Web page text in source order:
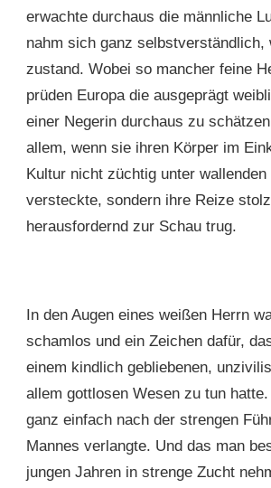
erwachte durchaus die männliche
nahm sich ganz selbstverständlich,
zustand. Wobei so mancher feine
prüden Europa die ausgeprägt
einer Negerin durchaus zu
allem, wenn sie ihren Körper im
Kultur nicht züchtig unter wallenden
versteckte, sondern ihre Reize
herausfordernd zur Schau trug.
In den Augen eines weißen Herrn
schamlos und ein Zeichen dafür,
einem kindlich gebliebenen,
allem gottlosen Wesen zu tun
ganz einfach nach der strengen
Mannes verlangte. Und das man
jungen Jahren in strenge Zucht